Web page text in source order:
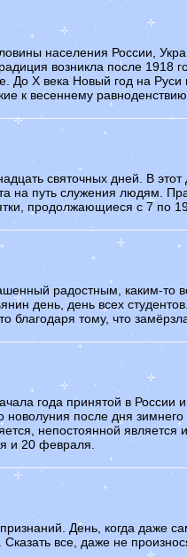
населения России,
возникла после 1918
До Х века Новый год на Руси
к весеннему
святочных дней. В этот
на путь служения людям.
продолжающиеся с 7 по
радостным, каким-то
день, день всех
благодаря тому, что
года принятой в России
новолуния после дня зимнего
непостоянной является
и 20 февраля.
День, когда даже
все, даже не